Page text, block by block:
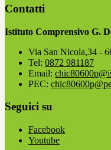
Contatti
Istituto Comprensivo G.
Via San Nicola,34 -
Tel: 0872 981187
Email:
PEC:
Seguici su
Facebook
Youtube